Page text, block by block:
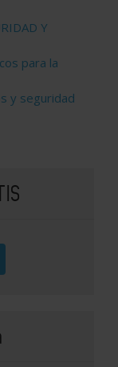
Y
para la
y seguridad